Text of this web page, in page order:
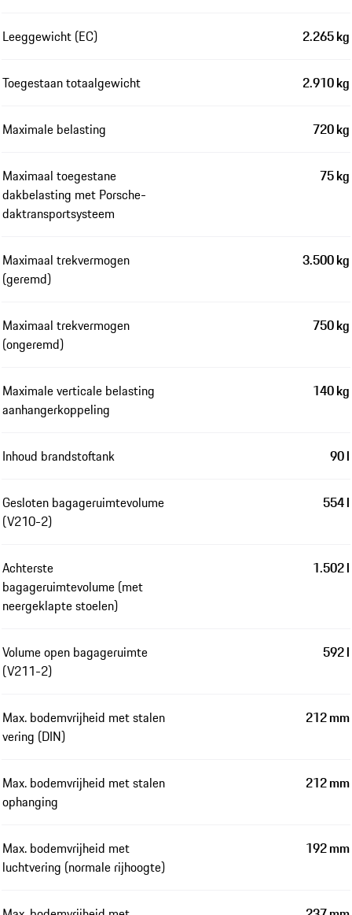
Leeggewicht (EC) 2.265 kg
Toegestaan totaalgewicht 2.910 kg
Maximale belasting 720 kg
Maximaal toegestane
dakbelasting met Porsche-
daktransportsysteem
75 kg
Maximaal trekvermogen
(geremd)
3.500 kg
Maximaal trekvermogen
(ongeremd)
750 kg
Maximale verticale belasting
aanhangerkoppeling
140 kg
Inhoud brandstoftank 90 l
Gesloten bagageruimtevolume
(V210-2)
554 l
Achterste
bagageruimtevolume (met
neergeklapte stoelen)
1.502 l
Volume open bagageruimte
(V211-2)
592 l
Max. bodemvrijheid met stalen
vering (DIN)
212 mm
Max. bodemvrijheid met stalen
ophanging
212 mm
Max. bodemvrijheid met
luchtvering (normale rijhoogte)
192 mm